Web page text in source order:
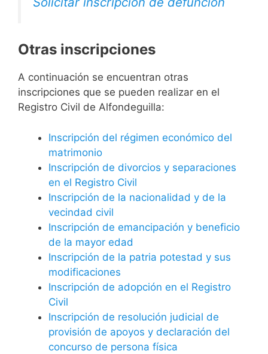
Otras inscripciones
A continuación se encuentran otras
inscripciones que se pueden realizar en el
Registro Civil de Alfondeguilla:
Inscripción del régimen económico del
matrimonio
Inscripción de divorcios y separaciones
en el Registro Civil
Inscripción de la nacionalidad y de la
vecindad civil
Inscripción de emancipación y beneficio
de la mayor edad
Inscripción de la patria potestad y sus
modificaciones
Inscripción de adopción en el Registro
Civil
Inscripción de resolución judicial de
provisión de apoyos y declaración del
concurso de persona física